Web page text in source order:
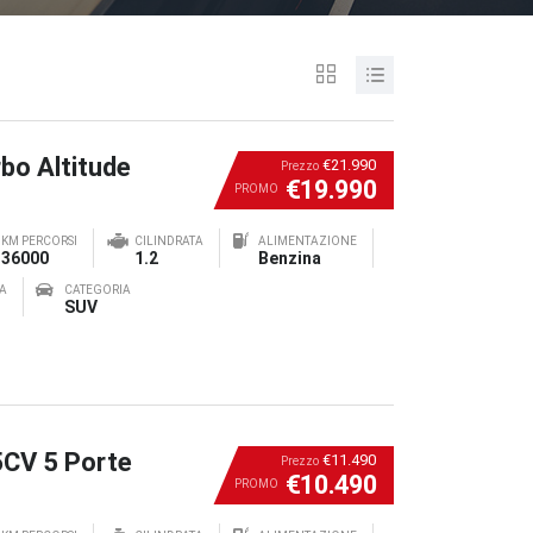
Prezzo €21.990
PROMO €19.990
Altitude
KM PERCORSI
36000
CILINDRATA
1.2
ALIMENTAZIONE
Benzina
CATEGORIA
SUV
Prezzo €11.490
PROMO €10.490
5 Porte